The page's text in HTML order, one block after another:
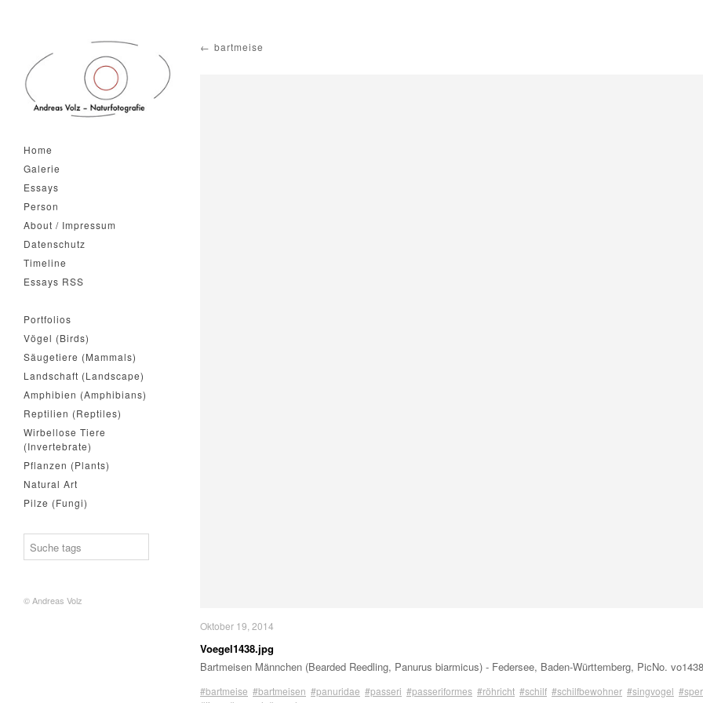
Home
Galerie
Essays
Person
About / Impressum
Datenschutz
Timeline
Essays RSS
Portfolios
Vögel (Birds)
Säugetiere (Mammals)
Landschaft (Landscape)
Amphibien (Amphibians)
Reptilien (Reptiles)
Wirbellose Tiere
(Invertebrate)
Pflanzen (Plants)
Natural Art
Pilze (Fungi)
© Andreas Volz
bartmeise
Oktober 19, 2014
Voegel1438.jpg
Bartmeisen Männchen (Bearded Reedling, Panurus biarmicus) - Federsee, Baden-Württemberg, PicNo. vo1438
#bartmeise #bartmeisen #panuridae #passeri #passeriformes #röhricht #schilf #schilfbewohner #singvogel